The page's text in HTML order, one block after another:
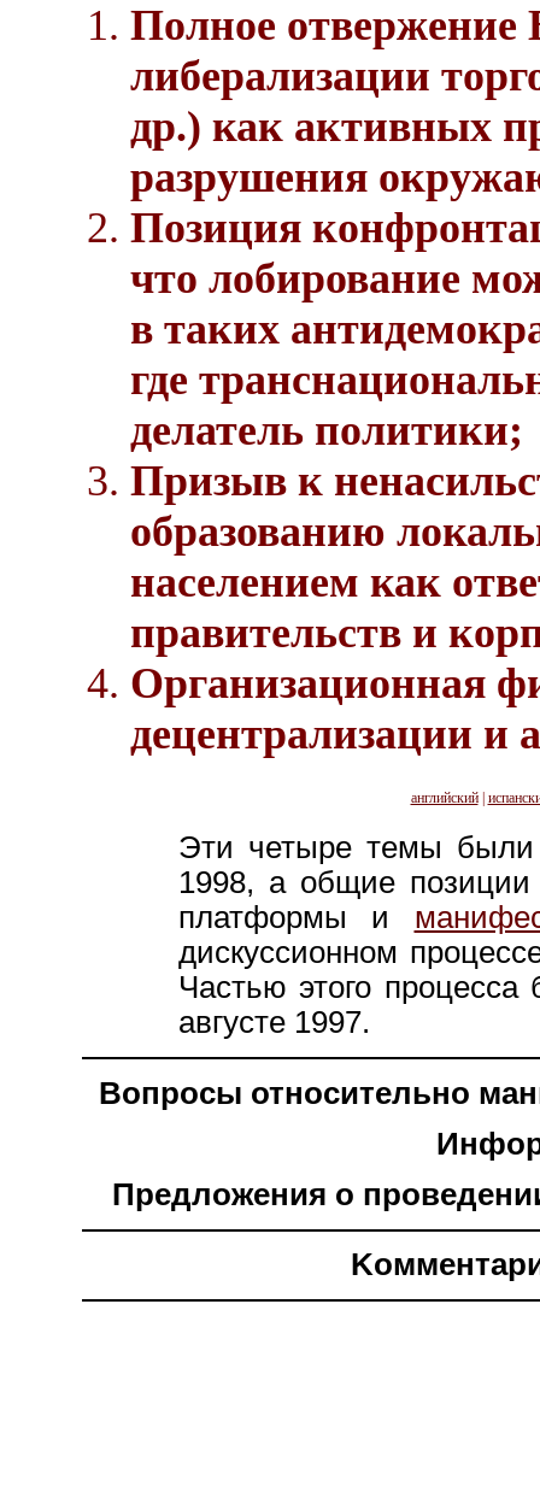
Полное отвержение
либерализации
др.) как активных
разрушения
Позиция
что лобирование
в таких
где
делатель политики;
Призыв к
образованию
населением как
правительств и
Организационная
децентрализации и
английский|
Эти четыре темы были
1998, а общие позиции
платформы и
дискуссионном
Частью этого
августе 1997.
Вопросы относительно
Предложения о